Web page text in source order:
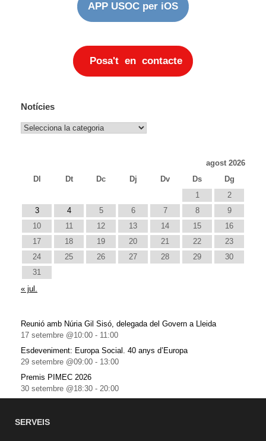
APP USOC per iOS
Posa't en contacte
Notícies
Notícies
agost 2026
Dl
Dt Dc Dj Dv Ds
Dg
1
2
3
4 5 6 7 8
9
10
11 12 13 14 15
16
17
18 19 20 21 22
23
24
25 26 27 28 29
30
31
« jul.
Reunió amb Núria Gil Sisó, delegada del Govern a Lleida
17 setembre @10:00 - 11:00
Esdeveniment: Europa Social. 40 anys d’Europa
29 setembre @09:00 - 13:00
Premis PIMEC 2026
30 setembre @18:30 - 20:00
SERVEIS